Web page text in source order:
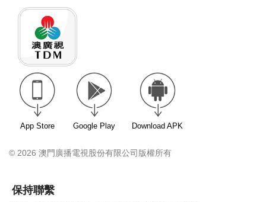
App Store Google Play Download APK
© 2026 澳門廣播電視股份有限公司版權所有
保持聯繫